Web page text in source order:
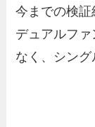
今までの検
デュアルフ
なく、シング